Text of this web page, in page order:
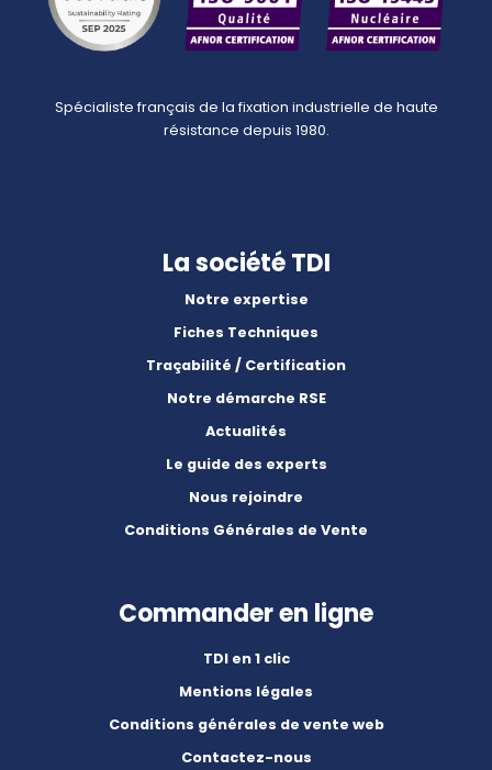
Spécialiste français de la fixation industrielle de haute
résistance depuis 1980.
La société TDI
Notre expertise
Fiches Techniques
Traçabilité / Certification
Notre démarche RSE
Actualités
Le guide des experts
Nous rejoindre
Conditions Générales de Vente
Commander en ligne
TDI en 1 clic
Mentions légales
Conditions générales de vente web
Contactez-nous